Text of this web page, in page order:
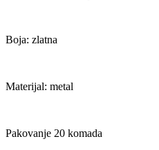
Boja: zlatna
Materijal: metal
Pakovanje 20 komada